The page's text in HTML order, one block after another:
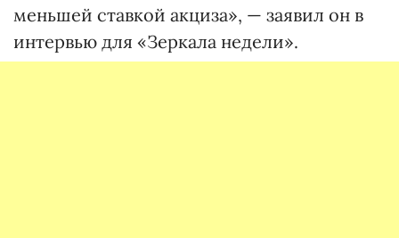
меньшей ставкой акциза», — заявил он в
интервью для «Зеркала недели».